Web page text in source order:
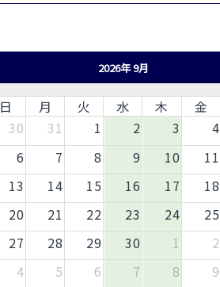
2026年 9月
日 月 火 水 木 金
30
31 1 2 3 4
6
7 8 9 10 11
13
14 15 16 17 18
20
21 22 23 24 25
27
28 29 30 1 2
4
5 6 7 8 9